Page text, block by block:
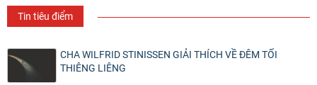
Tin tiêu điểm
CHA WILFRID STINISSEN GIẢI THÍCH VỀ ĐÊM TỐI
THIÊNG LIÊNG